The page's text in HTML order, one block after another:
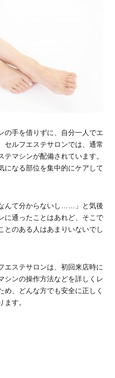
の手を借りずに、自分一人でエ
セルフエステサロンでは、通常
マシンが配備されています。
になる部位を集中的にケアして
んて分からないし……」と気後
に通ったことはあれど、そこで
とのある人はあまりいないでし
エステサロンは、初回来店時に
シンの操作方法などを詳しくレ
め、どんな方でも安全に正しく
す。